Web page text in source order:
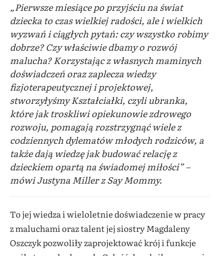
„Pierwsze miesiące po przyjściu na świat
dziecka to czas wielkiej radości, ale i wielkich
wyzwań i ciągłych pytań: czy wszystko robimy
dobrze? Czy właściwie dbamy o rozwój
malucha? Korzystając z własnych maminych
doświadczeń oraz zaplecza wiedzy
fizjoterapeutycznej i projektowej,
stworzyłyśmy Kształciałki, czyli ubranka,
które jak troskliwi opiekunowie zdrowego
rozwoju, pomagają rozstrzygnąć wiele z
codziennych dylematów młodych rodziców, a
także dają wiedzę jak budować relację z
dzieckiem opartą na świadomej miłości”–
mówi Justyna Miller z Say Mommy.
To jej wiedza i wieloletnie doświadczenie w pracy
z maluchami oraz talent jej siostry Magdaleny
Oszczyk pozwoliły zaprojektować krój i funkcje